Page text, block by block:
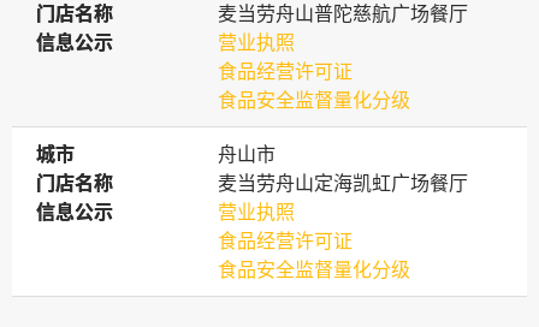
门店名称
门店名称
麦当劳舟山普陀慈航广场餐厅
信息公示
信息公示
营业执照
食品经营许可证
食品安全监督量化分级
城市
城市
舟山市
门店名称
门店名称
麦当劳舟山定海凯虹广场餐厅
信息公示
信息公示
营业执照
食品经营许可证
食品安全监督量化分级